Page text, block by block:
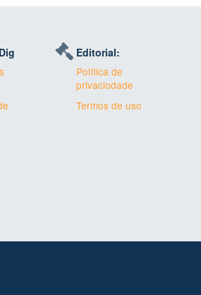
Editorial:
Política de
privaciodade
Termos de uso